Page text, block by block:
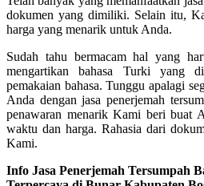
dokumen yang dimiliki. Selain itu,
harga yang menarik untuk Anda.
Sudah tahu bermacam hal yang
mengartikan bahasa Turki yang
pemakaian bahasa. Tunggu apalagi
Anda dengan jasa penerjemah
penawaran menarik Kami beri buat
waktu dan harga. Rahasia dari
Kami.
Info Jasa Penerjemah Tersumpah